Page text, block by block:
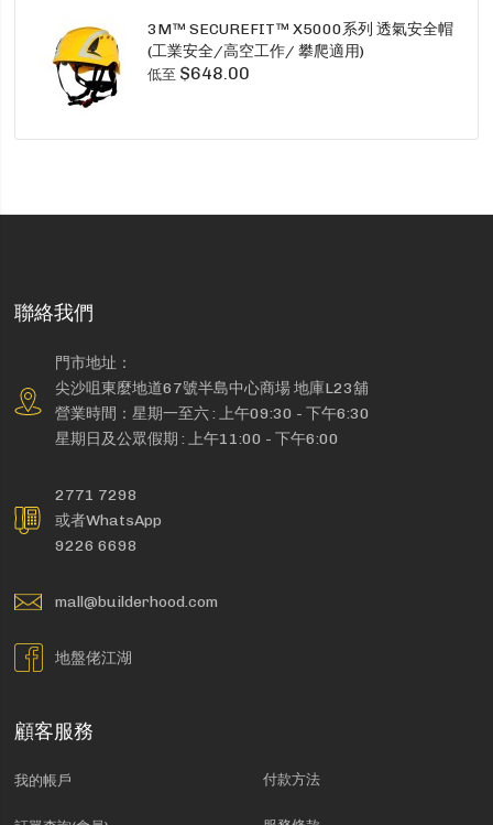
3M™ SECUREFIT™ X5000系列 透氣安全帽
(工業安全/高空工作/ 攀爬適用)
低至 $648.00
聯絡我們
門市地址：
尖沙咀東麼地道67號半島中心商場 地庫L23舖
營業時間：星期一至六 : 上午09:30 - 下午6:30
星期日及公眾假期 : 上午11:00 - 下午6:00
2771 7298
或者WhatsApp
9226 6698
mall@builderhood.com
地盤佬江湖
顧客服務
我的帳戶 付款方法